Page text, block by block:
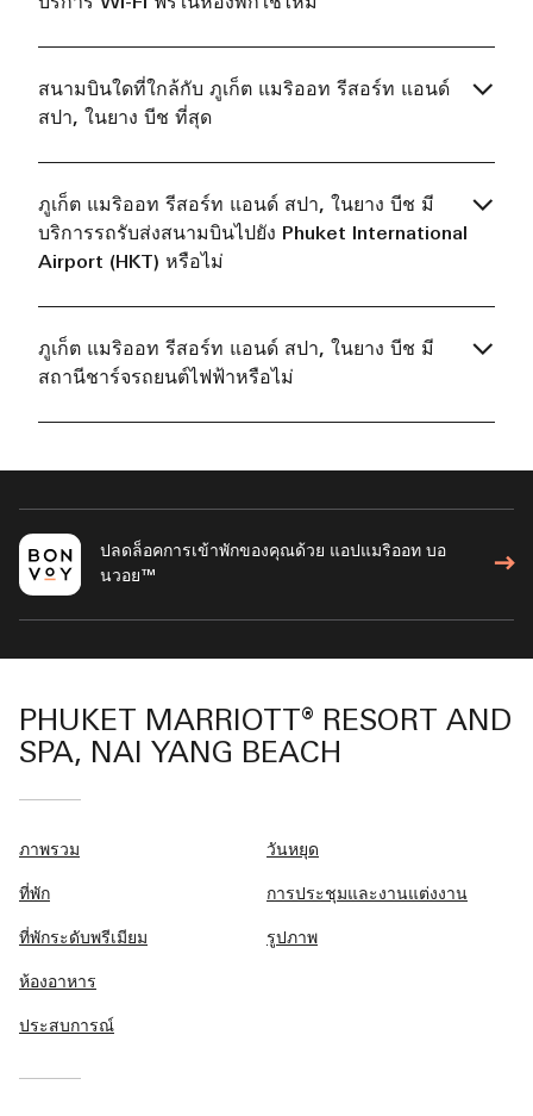
สนามบินใดที่ใกล้กับ ภูเก็ต แมริออท รีสอร์ท แอนด์
สปา, ในยาง บีช ที่สุด
ภูเก็ต แมริออท รีสอร์ท แอนด์ สปา, ในยาง บีช มี
บริการรถรับส่งสนามบินไปยัง Phuket International
Airport (HKT) หรือไม่
ภูเก็ต แมริออท รีสอร์ท แอนด์ สปา, ในยาง บีช มี
สถานีชาร์จรถยนต์ไฟฟ้าหรือไม่
ปลดล็อคการเข้าพักของคุณด้วย แอปแมริออท บอ
นวอย™
PHUKET MARRIOTT® RESORT AND
SPA, NAI YANG BEACH
ภาพรวม
ที่พัก
ที่พักระดับพรีเมียม
ห้องอาหาร
ประสบการณ์
วันหยุด
การประชุมและงานแต่งงาน
รูปภาพ